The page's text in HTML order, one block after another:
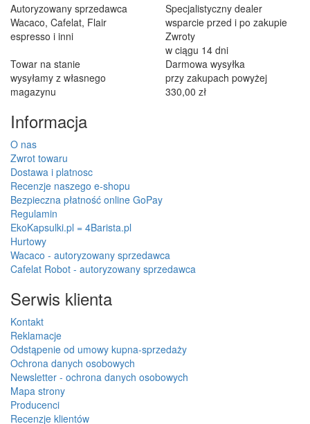
Autoryzowany sprzedawca
Wacaco, Cafelat, Flair
espresso i inni
Specjalistyczny dealer
wsparcie przed i po zakupie
Zwroty
w ciągu 14 dni
Towar na stanie
wysyłamy z własnego
magazynu
Darmowa wysyłka
przy zakupach powyżej
330,00 zł
Informacja
O nas
Zwrot towaru
Dostawa i platnosc
Recenzje naszego e-shopu
Bezpieczna płatność online GoPay
Regulamin
EkoKapsulki.pl = 4Barista.pl
Hurtowy
Wacaco - autoryzowany sprzedawca
Cafelat Robot - autoryzowany sprzedawca
Serwis klienta
Kontakt
Reklamacje
Odstąpenie od umowy kupna-sprzedaży
Ochrona danych osobowych
Newsletter - ochrona danych osobowych
Mapa strony
Producenci
Recenzje klientów